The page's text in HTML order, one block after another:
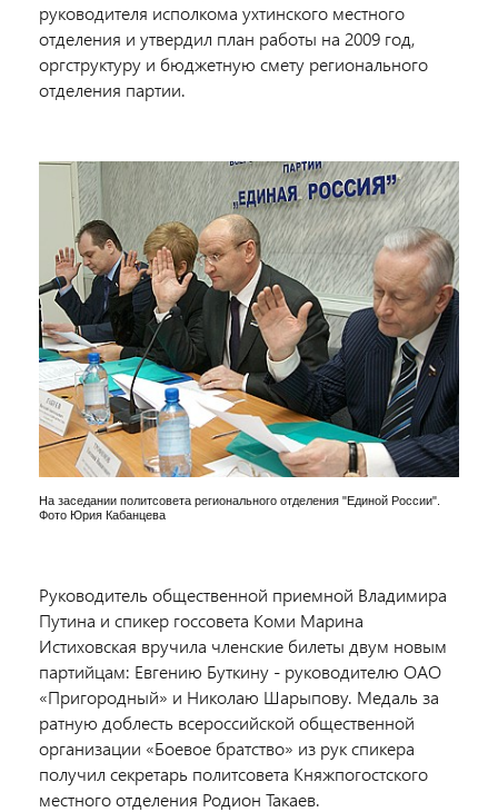
руководителя исполкома ухтинского местного
отделения и утвердил план работы на 2009 год,
оргструктуру и бюджетную смету регионального
отделения партии.
На заседании политсовета регионального отделения "Единой России".
Фото Юрия Кабанцева
Руководитель общественной приемной Владимира
Путина и спикер госсовета Коми Марина
Истиховская вручила членские билеты двум новым
партийцам: Евгению Буткину - руководителю ОАО
«Пригородный» и Николаю Шарыпову. Медаль за
ратную доблесть всероссийской общественной
организации «Боевое братство» из рук спикера
получил секретарь политсовета Княжпогостского
местного отделения Родион Такаев.